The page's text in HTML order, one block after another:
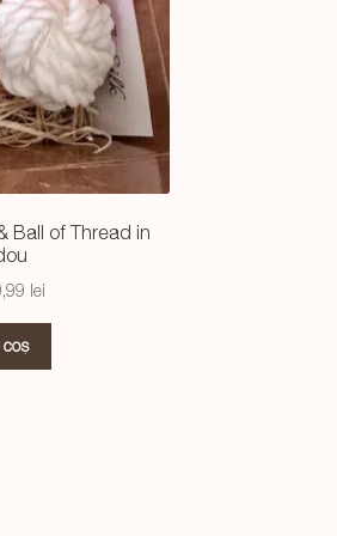
Ball of Thread in
lei
59,99 lei.